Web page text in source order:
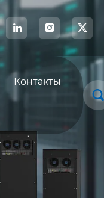
  
Контакты
